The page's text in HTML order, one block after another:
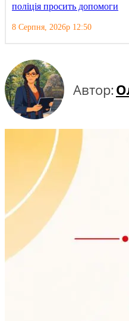
поліція просить допомоги
8 Серпня, 2026р 12:50
Автор: